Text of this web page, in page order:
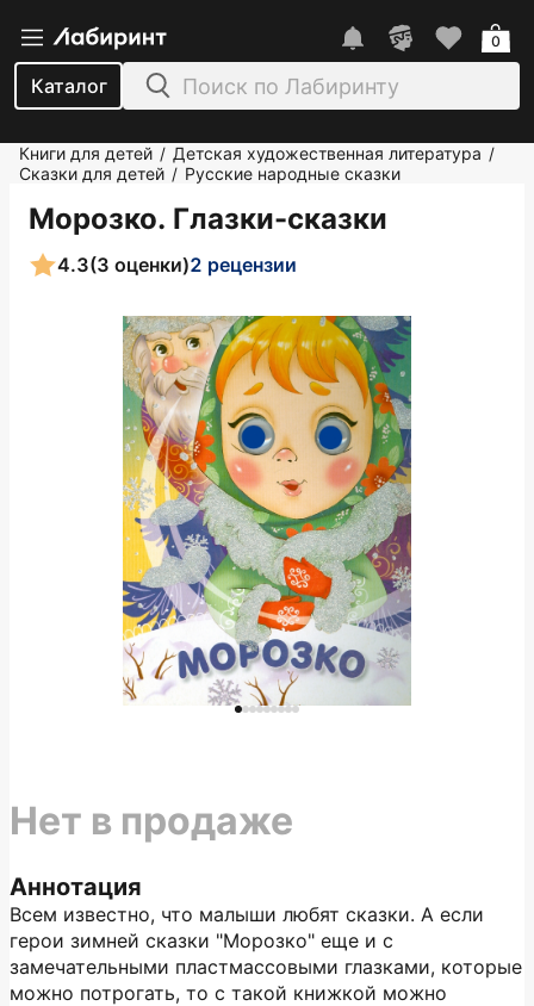
Каталог
0
Книги для детей / Детская художественная литература /
Сказки для детей / Русские народные сказки
Морозко. Глазки-сказки
4.3(3 оценки)2 рецензии
Аннотация
Всем известно, что малыши любят сказки. А если
герои зимней сказки "Морозко" еще и с
замечательными пластмассовыми глазками, которые
можно потрогать, то с такой книжкой можно
Нет в продаже